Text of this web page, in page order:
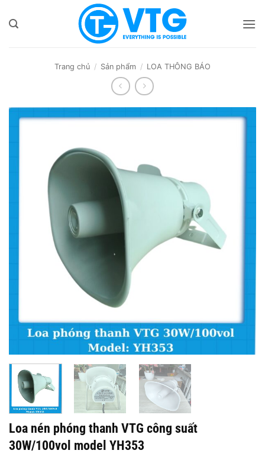
qua
Trang chủ / Sản phẩm / LOA THÔNG BÁO
Loa nén phóng thanh VTG công suất
30W/100vol model YH353